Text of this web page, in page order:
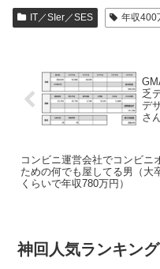
IT／SIer／SES 年収400
乏
デ
さ
コンビニ運営会社でコンビニ
ための何でも屋してる男（大
くらいで年収780万円）
神回人気ランキング